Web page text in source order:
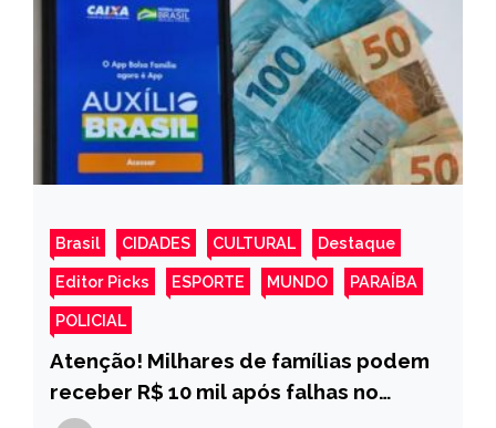
Brasil CIDADES CULTURAL Destaque
Editor Picks ESPORTE MUNDO PARAÍBA
POLICIAL
Atenção! Milhares de famílias podem
receber R$ 10 mil após falhas no
Auxílio Brasil; Entenda porquê